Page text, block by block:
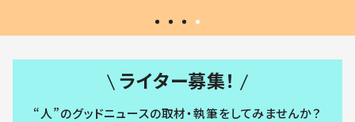
ライター募集！
“人”のグッドニュースの取材・執筆をしてみませんか？